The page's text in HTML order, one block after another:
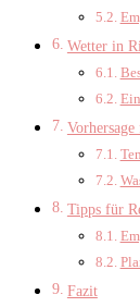
Wetter in
Tipps für
Fazit